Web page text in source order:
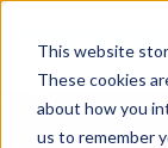
This website
These cookies
about how you
us to remember